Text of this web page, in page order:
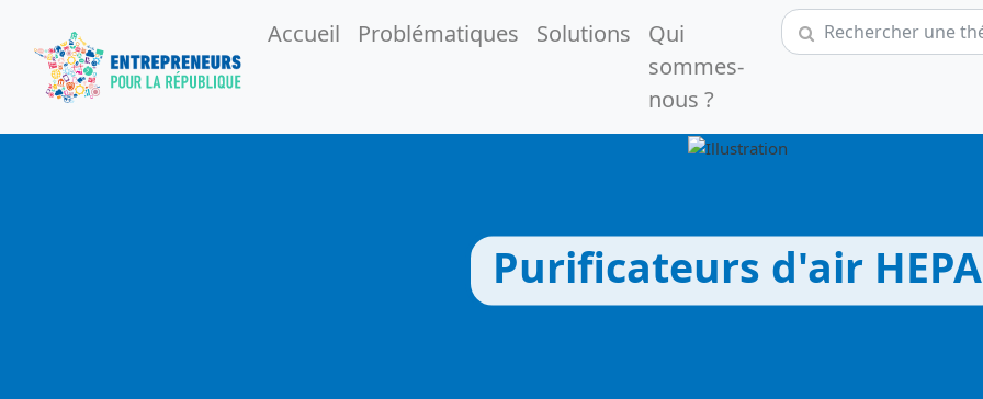
Accueil Problématiques Solutions
Qui
sommes-
nous ?
Purificateurs d'air HEPA